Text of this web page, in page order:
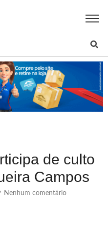
de culto
Campos
Nenhum comentário